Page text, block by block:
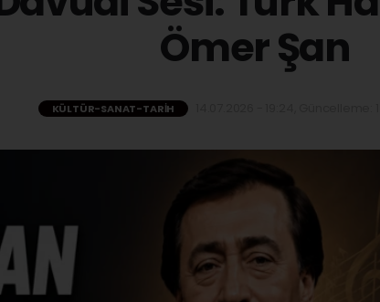
Ömer Şan
KÜLTÜR-SANAT-TARIH